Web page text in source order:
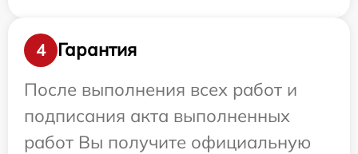
4
Гарантия
После выполнения всех работ и
подписания акта выполненных
работ Вы получите официальную